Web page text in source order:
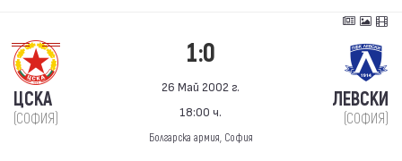
ЦСКА
(СОФИЯ)
1:0
26 Май 2002 г.
18:00 ч.
Болгарска армия, София
ЛЕВСКИ
(СОФИЯ)